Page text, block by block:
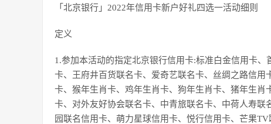
「北京银行」2022年信用卡新户好礼四选一活动细则
定义
1.参加本活动的指定北京银行信用卡:标准白金信用卡
卡、王府井百货联名卡、爱奇艺联名卡、丝绸之路信
卡、猴年生肖卡、鸡年生肖卡、狗年生肖卡、猪年生
卡、对外友好协会联名卡、中青旅联名卡、中荷人寿
园联名信用卡、萌力星球信用卡、悦行信用卡、芒果